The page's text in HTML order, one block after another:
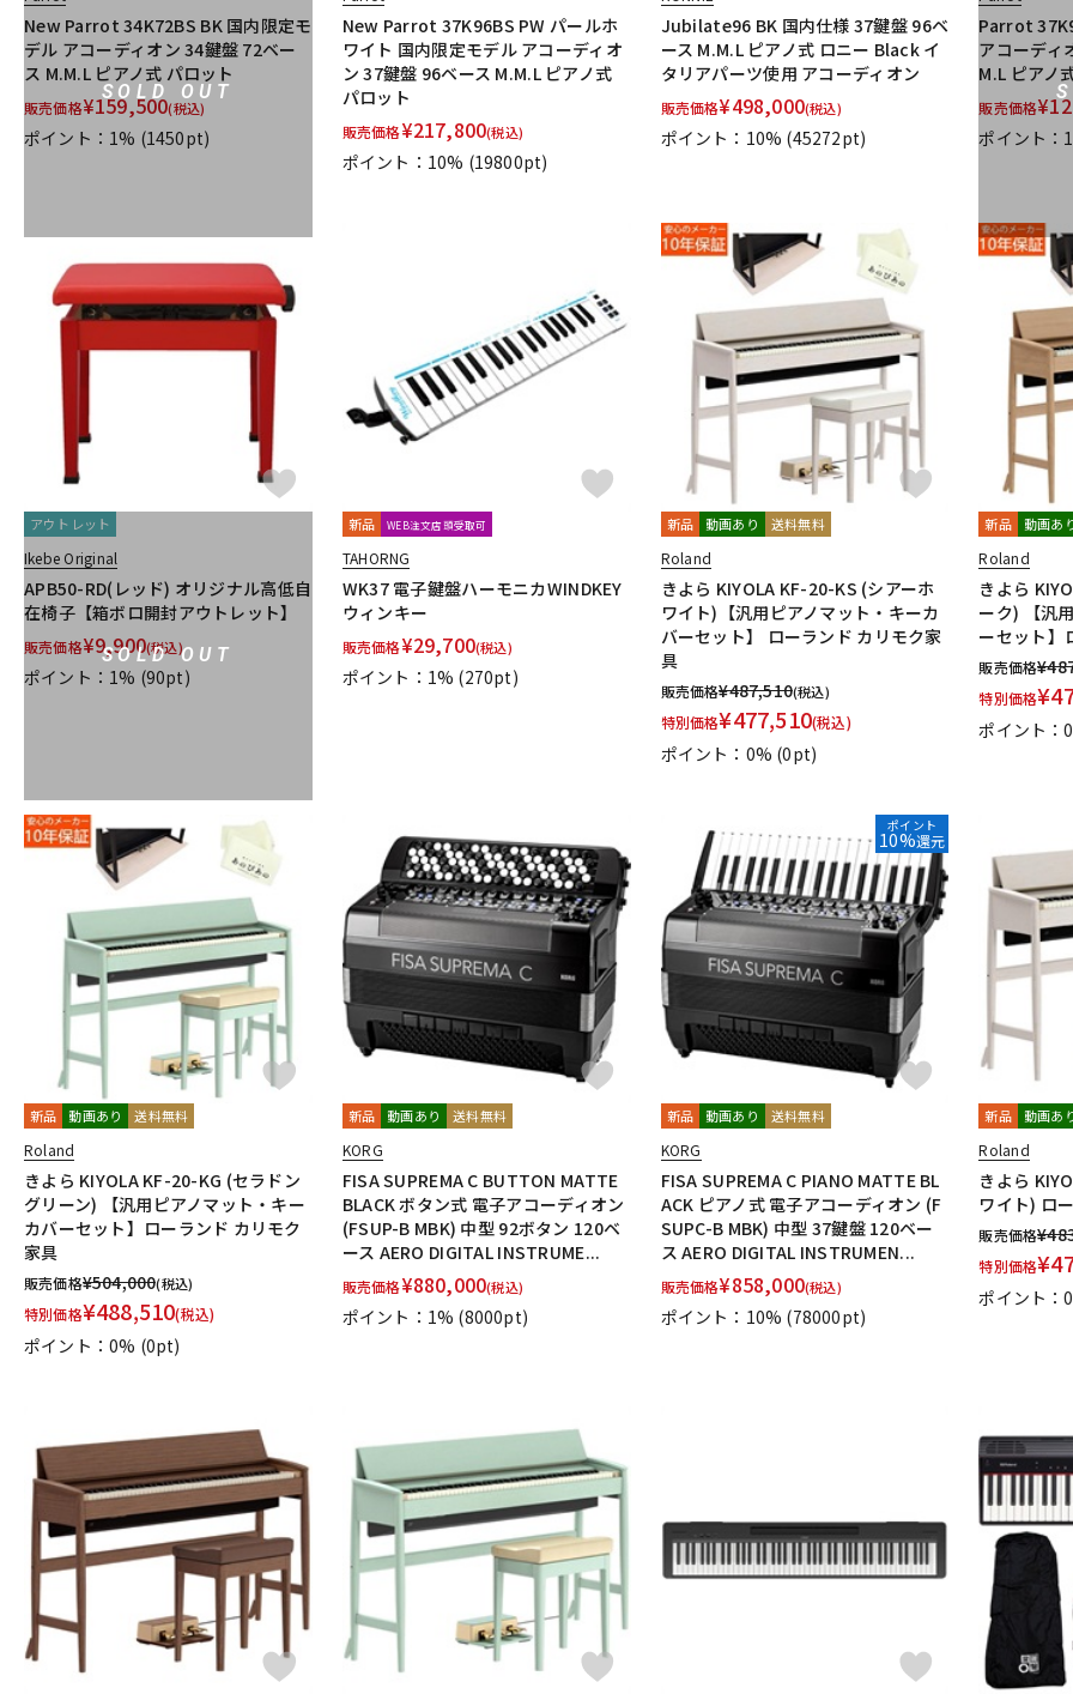
SOLD OUT
New Parrot 34K72BS BK 国内限定モ
デル アコーディオン 34鍵盤 72ベー
ス M.M.L ピアノ式 パロット
販売価格¥159,500(税込)
ポイント：1% (1450pt)
New Parrot 37K96BS PW パールホ
ワイト 国内限定モデル アコーディオ
ン 37鍵盤 96ベース M.M.L ピアノ式
パロット
販売価格¥217,800(税込)
ポイント：10% (19800pt)
Jubilate96 BK 国内仕様 37鍵盤 96ベ
ース M.M.L ピアノ式 ロニー Black イ
タリアパーツ使用 アコーディオン
販売価格¥498,000(税込)
ポイント：10% (45272pt)
Parrot
アコーディ
M.L ピアノ
販売価格¥
ポイント：
SOLD OUT
アウトレット
Ikebe Original
APB50-RD(レッド) オリジナル高低自
在椅子【箱ボロ開封アウトレット】
販売価格¥9,900(税込)
ポイント：1% (90pt)
新品 WEB注文店頭受取可
TAHORNG
WK37 電子鍵盤ハーモニカWINDKEY
ウィンキー
販売価格¥29,700(税込)
ポイント：1% (270pt)
新品 動画あり 送料無料
Roland
きよら KIYOLA KF-20-KS (シアーホ
ワイト)【汎用ピアノマット・キーカ
バーセット】 ローランド カリモク家
具
販売価格¥487,510(税込)
特別価格¥477,510(税込)
ポイント：0% (0pt)
新品 動画あ
Roland
きよら
ーク) 【汎
ーセット】
販売価格¥
特別価格¥
ポイント：
新品 動画あり 送料無料
Roland
きよら KIYOLA KF-20-KG (セラドン
グリーン) 【汎用ピアノマット・キー
カバーセット】ローランド カリモク
家具
販売価格¥504,000(税込)
特別価格¥488,510(税込)
ポイント：0% (0pt)
新品 動画あり 送料無料
KORG
FISA SUPREMA C BUTTON MATTE
BLACK ボタン式 電子アコーディオン
(FSUP-B MBK) 中型 92ボタン 120ベ
ース AERO DIGITAL INSTRUME...
販売価格¥880,000(税込)
ポイント：1% (8000pt)
ポイント
10%還元
新品 動画あり 送料無料
KORG
FISA SUPREMA C PIANO MATTE BL
ACK ピアノ式 電子アコーディオン (F
SUPC-B MBK) 中型 37鍵盤 120ベー
ス AERO DIGITAL INSTRUMEN...
販売価格¥858,000(税込)
ポイント：10% (78000pt)
新品 動画あ
Roland
きよら
ワイト) ロ
販売価格¥
特別価格¥
ポイント：